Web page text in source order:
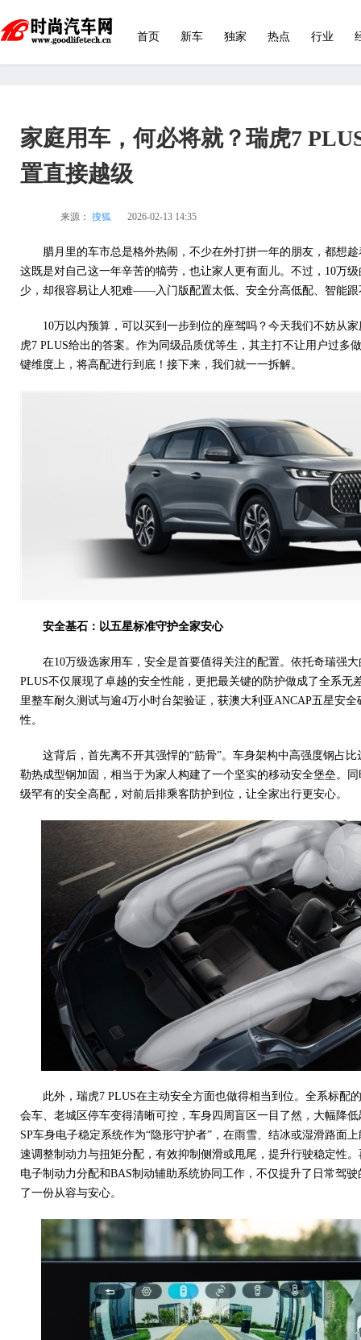
首页 新车 独家 热点 行业
家庭用车，何必将就？瑞虎7
置直接越级
来源： 搜狐 2026-02-13 14:35
腊月里的车市总是格外热闹，不少在外打拼一年的朋友，都想
这既是对自己这一年辛苦的犒劳，也让家人更有面儿。不过，10万
少，却很容易让人犯难——入门版配置太低、安全分高低配、智能
10万以内预算，可以买到一步到位的座驾吗？今天我们不妨从
虎7 PLUS给出的答案。作为同级品质优等生，其主打不让用户过多
键维度上，将高配进行到底！接下来，我们就一一拆解。
安全基石：以五星标准守护全家安心
在10万级选家用车，安全是首要值得关注的配置。依托奇瑞强
PLUS不仅展现了卓越的安全性能，更把最关键的防护做成了全系无
里整车耐久测试与逾4万小时台架验证，获澳大利亚ANCAP五星安
性。
这背后，首先离不开其强悍的“筋骨”。车身架构中高强度钢占
勒热成型钢加固，相当于为家人构建了一个坚实的移动安全堡垒。
级罕有的安全高配，对前后排乘客防护到位，让全家出行更安心。
此外，瑞虎7 PLUS在主动安全方面也做得相当到位。全系标配
会车、老城区停车变得清晰可控，车身四周盲区一目了然，大幅降
SP车身电子稳定系统作为“隐形守护者”，在雨雪、结冰或湿滑路面
速调整制动力与扭矩分配，有效抑制侧滑或甩尾，提升行驶稳定性
电子制动力分配和BAS制动辅助系统协同工作，不仅提升了日常驾
了一份从容与安心。